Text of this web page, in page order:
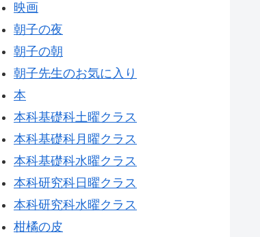
映画
朝子の夜
朝子の朝
朝子先生のお気に入り
本
本科基礎科土曜クラス
本科基礎科月曜クラス
本科基礎科水曜クラス
本科研究科日曜クラス
本科研究科水曜クラス
柑橘の皮